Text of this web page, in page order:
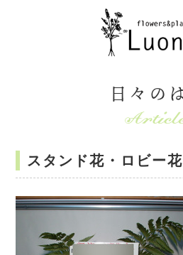
日々の
スタンド花・ロビー